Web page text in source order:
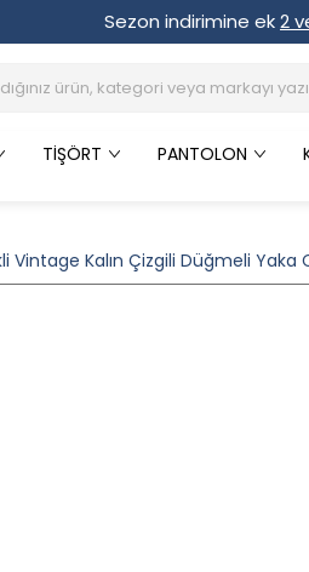
Sezon indirimine ek2
TIŞÖRT PANTOLON
Vintage Kalın Çizgili Düğmeli